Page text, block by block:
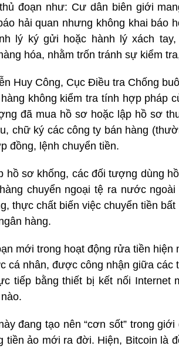
đoạn như: Cư dân biên giới
hải quan nhưng không khai báo
lý ký gửi hoặc hành lý xách
hóa, nhằm trốn tránh sự kiểm
Huy Công, Cục Điều tra Chống
không kiểm tra tính hợp pháp
đã mua hồ sơ hoặc lập hồ sơ
chữ ký các công ty bán hàng
đồng, lệnh chuyển tiền.
hồ sơ khống, các đối tượng dùng
chuyển ngoại tệ ra nước
thực chất biến việc chuyển tiền
hàng.
mới trong hoạt động rửa tiền
cá nhân, được công nhận giữa
tiếp bằng thiết bị kết nối Internet
đang tạo nên “cơn sốt” trong
tiền ảo mới ra đời. Hiện, Bitcoin là